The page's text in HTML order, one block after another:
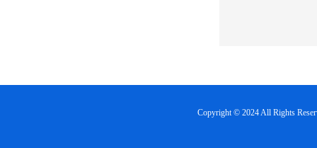
Copyright © 2024 All Rights